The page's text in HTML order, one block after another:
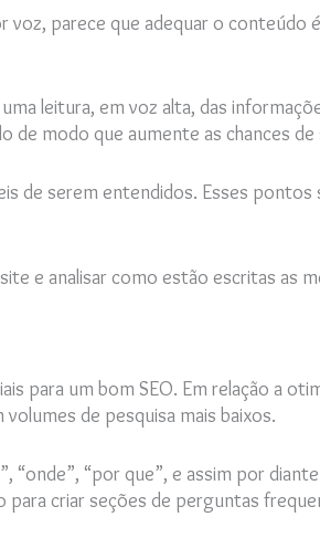
voz, parece que adequar o
leitura, em voz alta, das
de modo que aumente as chances
de serem entendidos. Esses
e analisar como estão escritas
para um bom SEO. Em relação a
de pesquisa mais baixos.
“onde”, “por que”, e assim por
criar seções de perguntas